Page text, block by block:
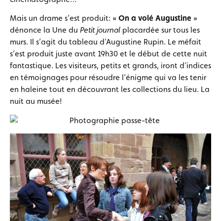
Mais un drame s’est produit: « On a volé Augustine »
dénonce la Une du Petit journal placardée sur tous les
murs. Il s’agit du tableau d’Augustine Rupin. Le méfait
s’est produit juste avant 19h30 et le début de cette nuit
fantastique. Les visiteurs, petits et grands, iront d’indices
en témoignages pour résoudre l’énigme qui va les tenir
en haleine tout en découvrant les collections du lieu. La
nuit au musée!